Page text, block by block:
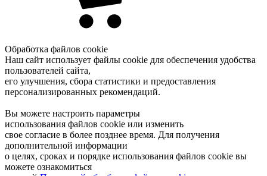
Обработка файлов cookie
Наш сайт использует файлы cookie для обеспечения удобства
пользователей сайта,
его улучшения, сбора статистики и предоставления
персонализированных рекомендаций.
Вы можете настроить параметры
использования файлов cookie или изменить
свое согласие в более позднее время. Для получения
дополнительной информации
о целях, сроках и порядке использования файлов cookie вы
можете ознакомиться